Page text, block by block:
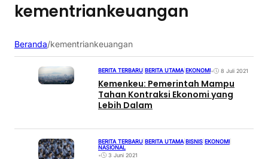
kementriankeuangan
Beranda/kementriankeuangan
BERITA TERBARU BERITA UTAMA| EKONOMI • 8 Juli 2021
Kemenkeu: Pemerintah Mampu
Tahan Kontraksi Ekonomi yang
Lebih Dalam
BERITA TERBARU BERITA UTAMA BISNIS EKONOMI
NASIONAL
•
3 Juni 2021